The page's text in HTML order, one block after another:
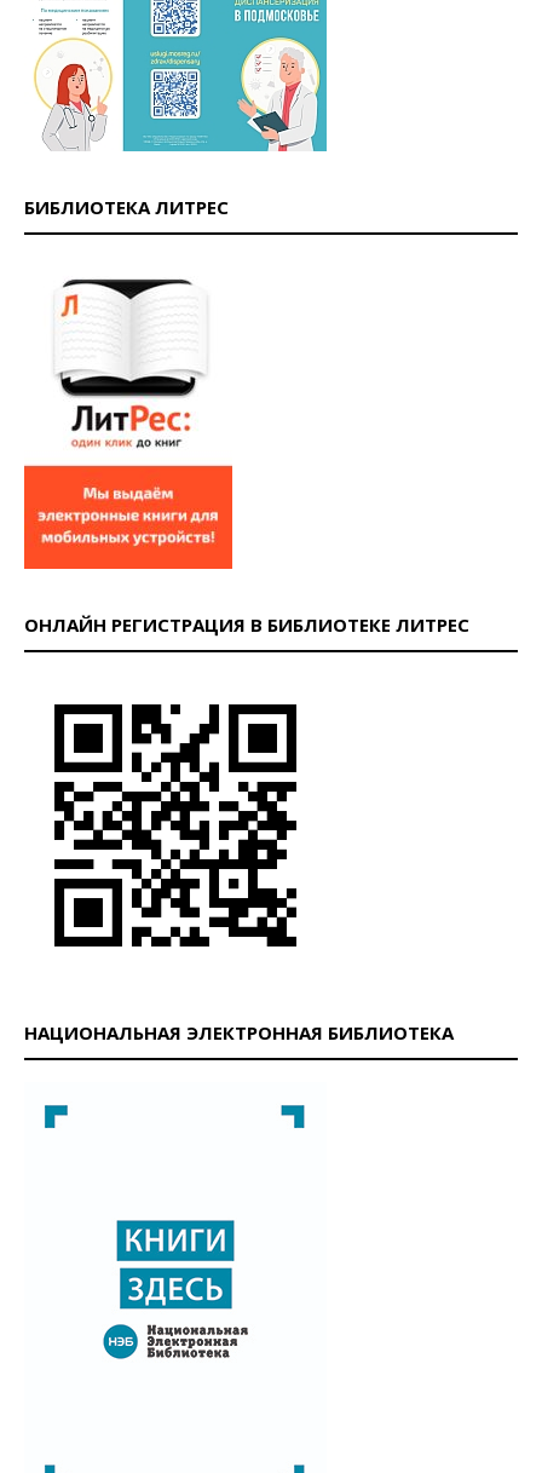
БИБЛИОТЕКА ЛИТРЕС
ОНЛАЙН РЕГИСТРАЦИЯ В БИБЛИОТЕКЕ ЛИТРЕС
НАЦИОНАЛЬНАЯ ЭЛЕКТРОННАЯ БИБЛИОТЕКА